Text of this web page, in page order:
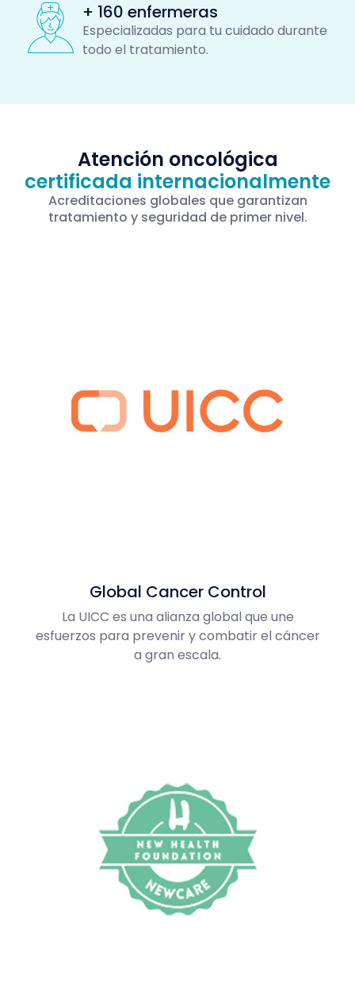
+ 160 enfermeras
Especializadas para tu cuidado durante
todo el tratamiento.
Atención oncológica
certificada internacionalmente
Acreditaciones globales que garantizan
tratamiento y seguridad de primer nivel.
Global Cancer Control
La UICC es una alianza global que une
esfuerzos para prevenir y combatir el cáncer
a gran escala.